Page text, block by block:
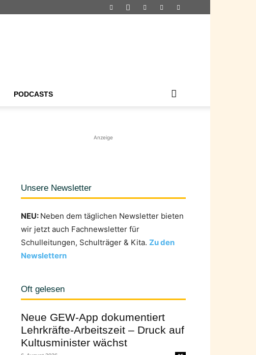
PODCASTS
Anzeige
Unsere Newsletter
NEU: Neben dem täglichen Newsletter bieten
wir jetzt auch Fachnewsletter für
Schulleitungen, Schulträger & Kita. Zu den
Newslettern
Oft gelesen
Neue GEW-App dokumentiert
Lehrkräfte-Arbeitszeit – Druck auf
Kultusminister wächst